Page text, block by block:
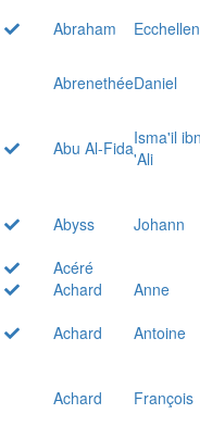
Abraham
AbrenethéeDaniel
Abu Al-FidaIsma'il
'Ali
Abyss
Johann
Acéré
Achard
Anne
Achard
Antoine
Achard
François